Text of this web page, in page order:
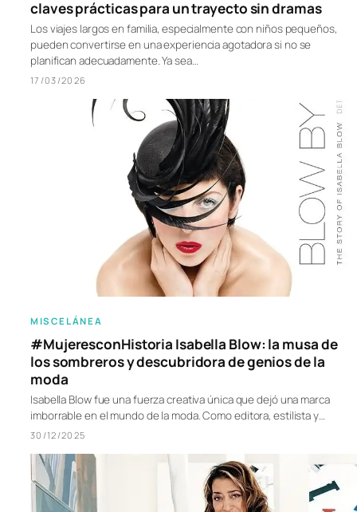
claves prácticas para un trayecto sin dramas
Los viajes largos en familia, especialmente con niños pequeños,
pueden convertirse en una experiencia agotadora si no se
planifican adecuadamente. Ya sea…
17/03/2026
MISCELÁNEA
#MujeresconHistoria Isabella Blow: la musa de
los sombreros y descubridora de genios de la
moda
Isabella Blow fue una fuerza creativa única que dejó una marca
imborrable en el mundo de la moda. Como editora, estilista y…
30/12/2025